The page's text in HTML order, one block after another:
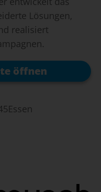
Lösungen,
realisiert
öffnen
Essen